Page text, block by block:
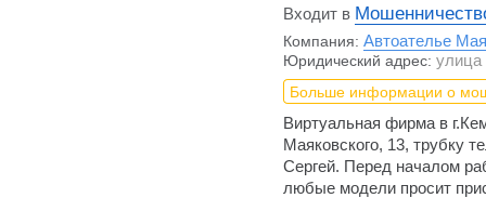
Входит в
Компания: Автоателье
Юридический адрес: улица
Больше информации о
Виртуальная фирма в
Маяковского, 13, трубку
Сергей. Перед началом
любые модели просит